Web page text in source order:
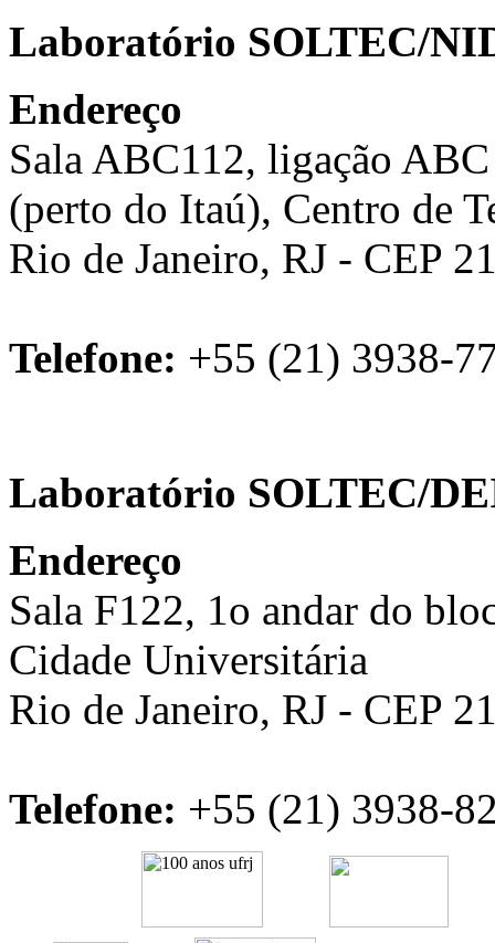
Laboratório SOLTEC/
Endereço
Sala ABC112, ligação
(perto do Itaú), Centro de
Rio de Janeiro, RJ - CEP
Telefone: +55 (21) 3938-
Laboratório SOLTEC/
Endereço
Sala F122, 1o andar do
Cidade Universitária
Rio de Janeiro, RJ - CEP
Telefone: +55 (21) 3938-